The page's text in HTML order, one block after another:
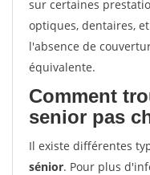
sur certaines
optiques, dentaires,
l'absence de
équivalente.
Comment
senior pas
Il existe différentes
sénior. Pour plus